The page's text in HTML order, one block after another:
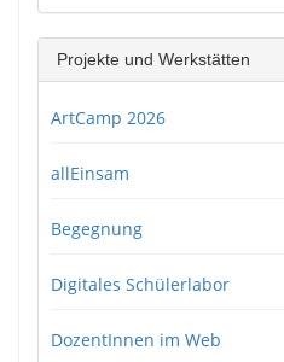
Projekte und Werkstätten
ArtCamp 2026
allEinsam
Begegnung
Digitales Schülerlabor
DozentInnen im Web